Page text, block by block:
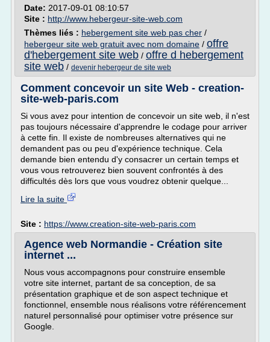
Date: 2017-09-01 08:10:57
Site : http://www.hebergeur-site-web.com
Thèmes liés : hebergement site web pas cher /
hebergeur site web gratuit avec nom domaine / offre
d'hebergement site web / offre d hebergement
site web / devenir hebergeur de site web
Comment concevoir un site Web - creation-
site-web-paris.com
Si vous avez pour intention de concevoir un site web, il n'est
pas toujours nécessaire d'apprendre le codage pour arriver
à cette fin. Il existe de nombreuses alternatives qui ne
demandent pas ou peu d'expérience technique. Cela
demande bien entendu d'y consacrer un certain temps et
vous vous retrouverez bien souvent confrontés à des
difficultés dès lors que vous voudrez obtenir quelque...
Lire la suite
Site : https://www.creation-site-web-paris.com
Agence web Normandie - Création site
internet ...
Nous vous accompagnons pour construire ensemble
votre site internet, partant de sa conception, de sa
présentation graphique et de son aspect technique et
fonctionnel, ensemble nous réalisons votre référencement
naturel personnalisé pour optimiser votre présence sur
Google.